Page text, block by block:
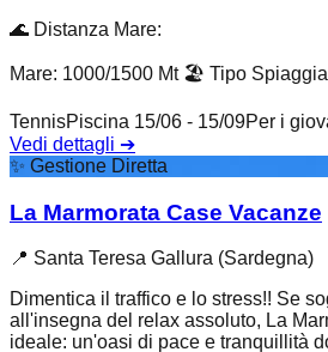
🌊 Distanza Mare:
Mare: 1000/1500 Mt 🏖️ Tipo Spiaggia
TennisPiscina 15/06 - 15/09Per i
Vedi dettagli ➔
✨ Gestione Diretta
La Marmorata Case Vacanze
📍 Santa Teresa Gallura (Sardegna)
Dimentica il traffico e lo stress!! Se
all'insegna del relax assoluto, La
ideale: un'oasi di pace e tranquillità